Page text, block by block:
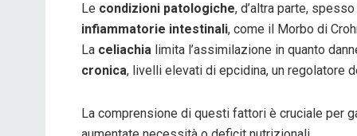
Le condizioni patologiche, d’altra parte,
infiammatorie intestinali, come il Morbo di
La celiachia limita l’assimilazione in quanto
cronica, livelli elevati di epcidina, un regolatore
La comprensione di questi fattori è cruciale per